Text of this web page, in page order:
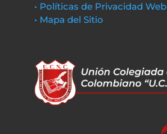
• Políticas de Privacidad Web
• Mapa del Sitio